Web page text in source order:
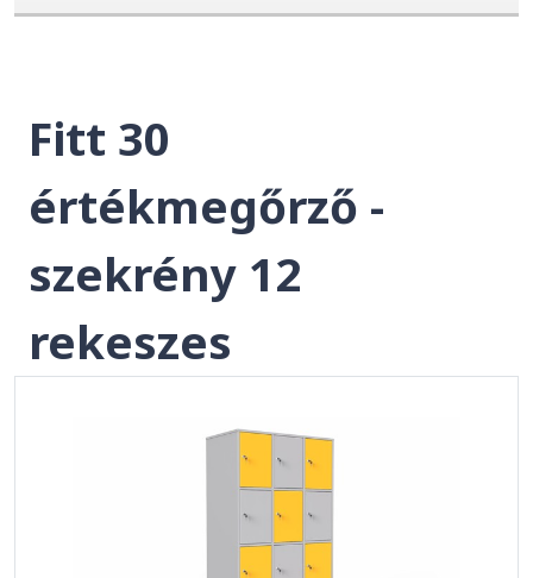
Fitt 30
értékmegőrző -
szekrény 12
rekeszes